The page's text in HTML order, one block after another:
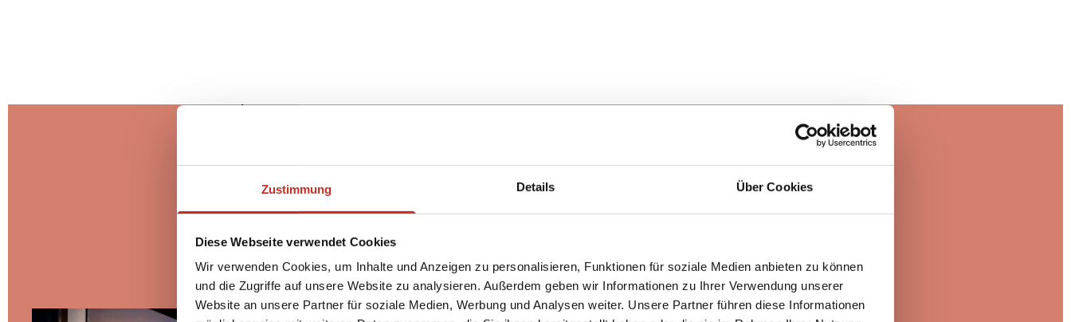
Zustimmung Details Über Cookies
Diese Webseite verwendet Cookies
Wir verwenden Cookies, um Inhalte und Anzeigen zu personalisieren, Funktionen für soziale Medien anbieten zu können
und die Zugriffe auf unsere Website zu analysieren. Außerdem geben wir Informationen zu Ihrer Verwendung unserer
Website an unsere Partner für soziale Medien, Werbung und Analysen weiter. Unsere Partner führen diese Informationen